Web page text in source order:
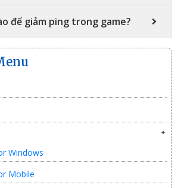
để giảm ping trong game?
Windows
Mobile